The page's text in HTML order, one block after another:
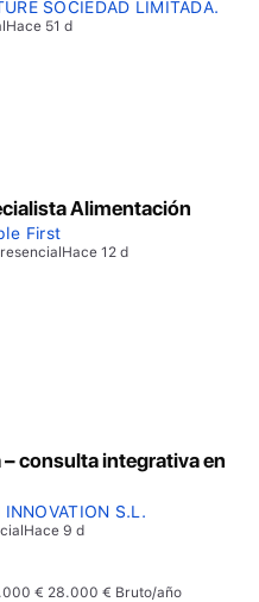
SOCIEDAD LIMITADA.
Hace 51 d
Alimentación
First
Hace 12 d
consulta integrativa en
INNOVATION S.L.
Hace 9 d
€ 28.000 € Bruto/año